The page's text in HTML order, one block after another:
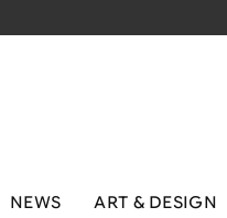
NEWS ART & DESIGN